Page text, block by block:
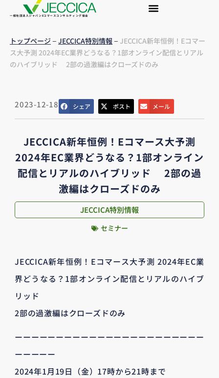
一般社団法人ジャパンEコマースコンサルティング協会
トップページ– JECCICA特別情報 – JECCICA新年恒例！Eコマー
ス大予測 2024年EC業界どうなる？1部オンライン配信とリアル
のハイブリッド 2部の過激編はクローズドのみ
2023-12-18 シェア ポスト メール
JECCICA新年恒例！Eコマース大予測
2024年EC業界どうなる？1部オンライン
配信とリアルのハイブリッド 2部の過
激編はクローズドのみ
JECCICA特別情報
セミナー
JECCICA新年恒例！Eコマース大予測 2024年EC業
界どうなる？1部オンライン配信とリアルのハイブ
リッド
2部の過激編はクローズドのみ
ーーーーーーーーーーーーーーーーーーーーーーー
ーーーーー
2024年1月19日（金）17時から21時まで